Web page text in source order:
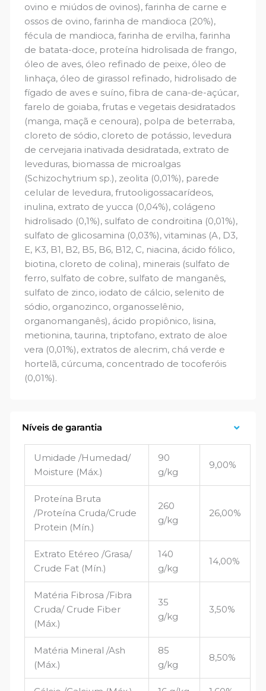
ovino e miúdos de ovinos), farinha de carne e
ossos de ovino, farinha de mandioca (20%),
fécula de mandioca, farinha de ervilha, farinha
de batata-doce, proteína hidrolisada de frango,
óleo de aves, óleo refinado de peixe, óleo de
linhaça, óleo de girassol refinado, hidrolisado de
fígado de aves e suíno, fibra de cana-de-açúcar,
farelo de goiaba, frutas e vegetais desidratados
(manga, maçã e cenoura), polpa de beterraba,
cloreto de sódio, cloreto de potássio, levedura
de cervejaria inativada desidratada, extrato de
leveduras, biomassa de microalgas
(Schizochytrium sp.), zeolita (0,01%), parede
celular de levedura, frutooligossacarídeos,
inulina, extrato de yucca (0,04%), colágeno
hidrolisado (0,1%), sulfato de condroitina (0,01%),
sulfato de glicosamina (0,03%), vitaminas (A, D3,
E, K3, B1, B2, B5, B6, B12, C, niacina, ácido fólico,
biotina, cloreto de colina), minerais (sulfato de
ferro, sulfato de cobre, sulfato de manganês,
sulfato de zinco, iodato de cálcio, selenito de
sódio, organozinco, organosselênio,
organomanganês), ácido propiônico, lisina,
metionina, taurina, triptofano, extrato de aloe
vera (0,01%), extratos de alecrim, chá verde e
hortelã, cúrcuma, concentrado de tocoferóis
(0,01%).
Níveis de garantia
Umidade /Humedad/
Moisture (Máx.)
90
g/kg
9,00%
Proteína Bruta
/Proteína Cruda/Crude
Protein (Mín.)
260
g/kg
26,00%
Extrato Etéreo /Grasa/
Crude Fat (Mín.)
140
g/kg
14,00%
Matéria Fibrosa /Fibra
Cruda/ Crude Fiber
(Máx.)
35
g/kg
3,50%
Matéria Mineral /Ash
(Máx.)
85
g/kg
8,50%